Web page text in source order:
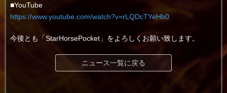
■YouTube
https://www.youtube.com/watch?v=rLQDcTYeHb0
今後とも「StarHorsePocket」をよろしくお願い致します。
ニュース一覧に戻る